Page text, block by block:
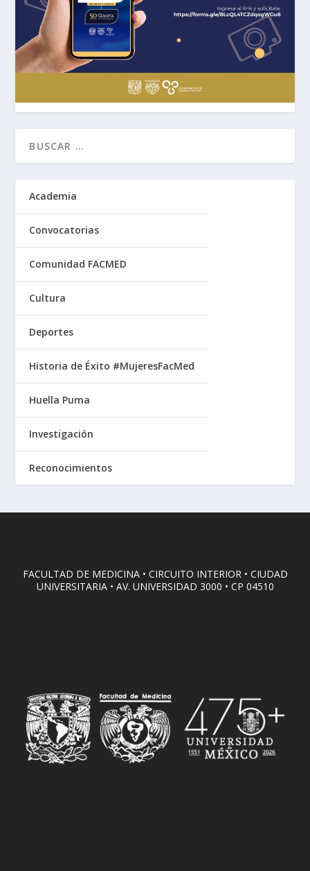
Academia
Convocatorias
Comunidad FACMED
Cultura
Deportes
Historia de Éxito #MujeresFacMed
Huella Puma
Investigación
Reconocimientos
FACULTAD DE MEDICINA • CIRCUITO INTERIOR • CIUDAD
UNIVERSITARIA • AV. UNIVERSIDAD 3000 • CP 04510